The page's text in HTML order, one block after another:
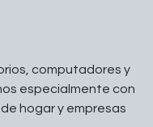
computadores y
especialmente con
hogar y empresas